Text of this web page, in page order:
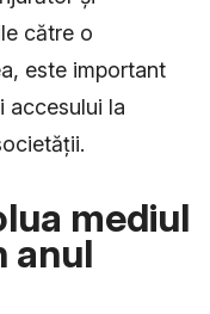
către o
este important
accesului la
mediul
anul